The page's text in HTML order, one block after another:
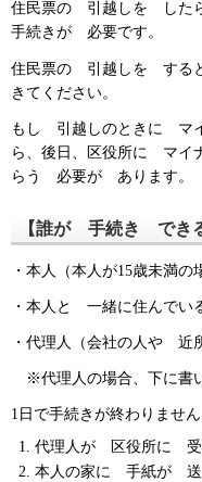
住民票の 引越しを した
手続きが 必要です。
住民票の 引越しを する
きてください。
もし 引越しのときに マ
ら、後日、区役所に マ
らう 必要が あります。
【誰が 手続き でき
・本人（本人が15歳未満の
・本人と 一緒に住んでい
・代理人（会社の人や 近
※代理人の場合、下に書
1日で手続きが終わりませ
代理人が 区役所に 受
本人の家に 手紙が 送